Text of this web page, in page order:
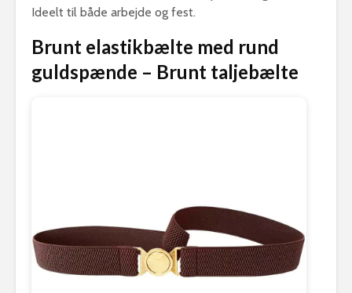
Ideelt til både arbejde og fest.
Brunt elastikbælte med rund
guldspænde – Brunt taljebælte